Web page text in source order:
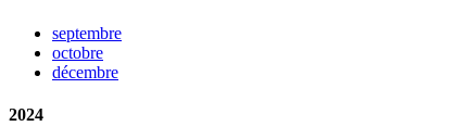
septembre
octobre
décembre
2024